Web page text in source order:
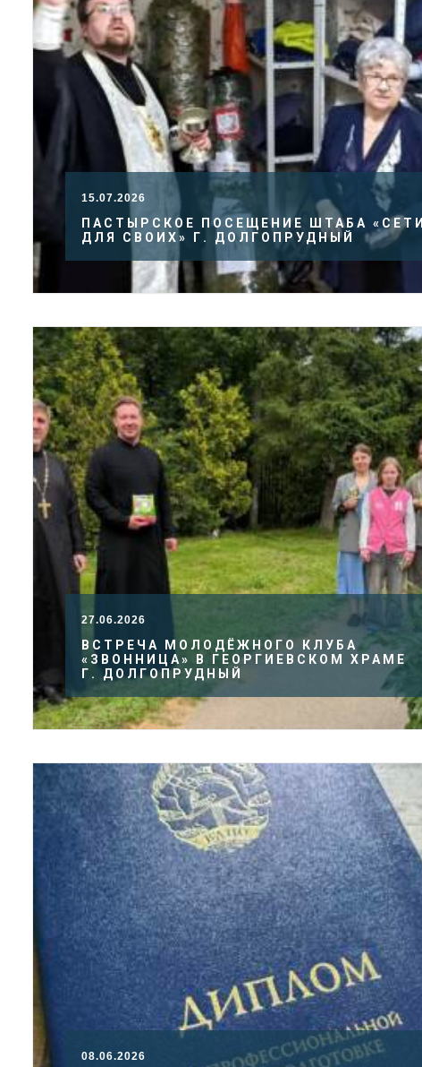
15.07.2026
ПАСТЫРСКОЕ ПОСЕЩЕНИЕ ШТАБА «СЕТИ
ДЛЯ СВОИХ» Г. ДОЛГОПРУДНЫЙ
27.06.2026
ВСТРЕЧА МОЛОДЁЖНОГО КЛУБА
«ЗВОННИЦА» В ГЕОРГИЕВСКОМ ХРАМЕ
Г. ДОЛГОПРУДНЫЙ
08.06.2026